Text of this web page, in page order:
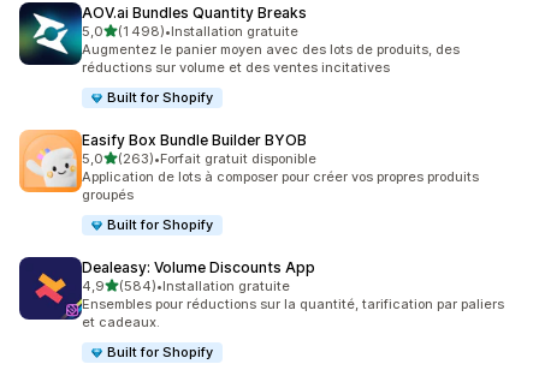
AOV.ai Bundles Quantity Breaks
5,0étoile(s) sur 5
(1 498)
1498 avis au total
•Installation gratuite
Augmentez le panier moyen avec des lots de produits, des
réductions sur volume et des ventes incitatives
Built for Shopify
Easify Box Bundle Builder BYOB
5,0étoile(s) sur 5
(263)
263 avis au total
•Forfait gratuit disponible
Application de lots à composer pour créer vos propres produits
groupés
Built for Shopify
Dealeasy: Volume Discounts App
4,9étoile(s) sur 5
(584)
584 avis au total
•Installation gratuite
Ensembles pour réductions sur la quantité, tarification par paliers
et cadeaux.
Built for Shopify